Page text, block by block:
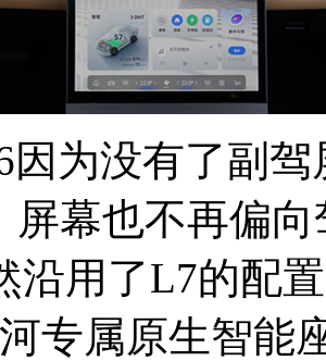
因为没有了副
屏幕也不再偏
沿用了L7的配
专属原生智能